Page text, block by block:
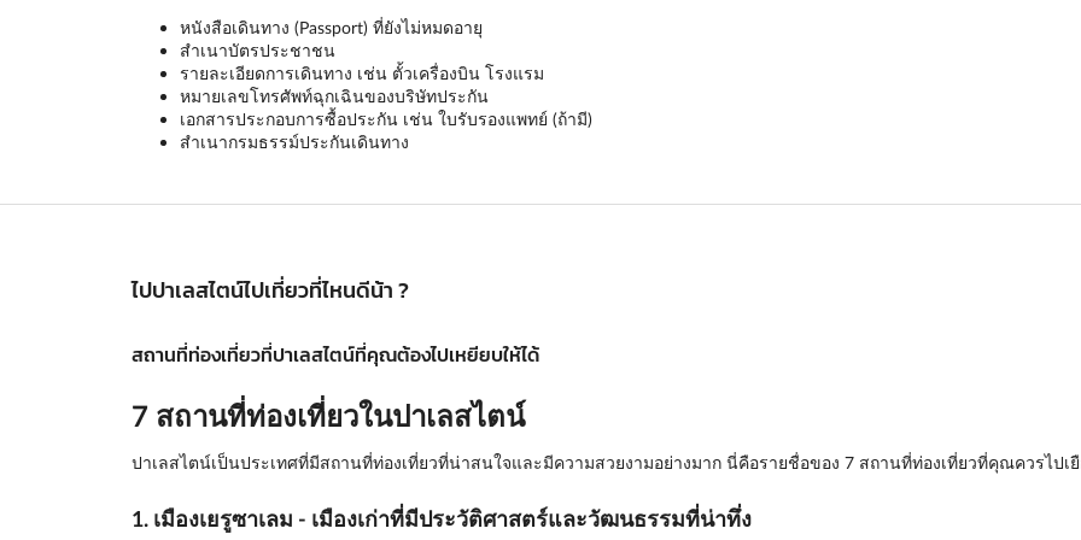
หนังสือเดินทาง (Passport) ที่ยังไม่หมดอายุ
สำเนาบัตรประชาชน
รายละเอียดการเดินทาง เช่น ตั้วเครื่องบิน โรงแรม
หมายเลขโทรศัพท์ฉุกเฉินของบริษัทประกัน
เอกสารประกอบการซื้อประกัน เช่น ใบรับรองแพทย์ (ถ้ามี)
สำเนากรมธรรม์ประกันเดินทาง
ไปปาเลสไตน์ไปเที่ยวที่ไหนดีน้า ?
สถานที่ท่องเที่ยวที่ปาเลสไตน์ที่คุณต้องไปเหยียบให้ได้
7 สถานที่ท่องเที่ยวในปาเลสไตน์
ปาเลสไตน์เป็นประเทศที่มีสถานที่ท่องเที่ยวที่น่าสนใจและมีความสวยงามอย่างมาก นี่คือรายชื่อของ 7 สถานที่ท่องเที่ยวที่คุณควรไปเ
1. เมืองเยรูซาเลม - เมืองเก่าที่มีประวัติศาสตร์และวัฒนธรรมที่น่าทึ่ง